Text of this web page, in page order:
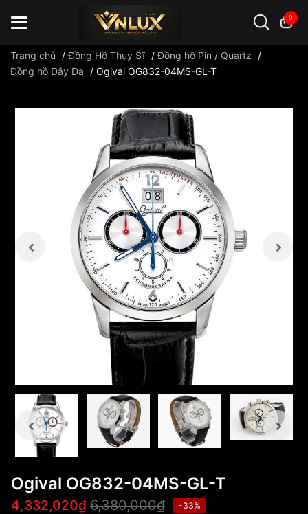
0
Trang chủ /Đồng Hồ Thụy Sĩ /Đồng hồ Pin / Quartz
/
Đồng hồ Dây Da
/ Ogival OG832-04MS-GL-T
Ogival OG832-04MS-GL-T
4,332,020₫ 6,380,000₫ -33%